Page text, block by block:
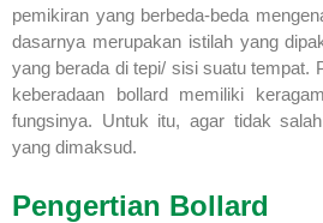
pemikiran yang berbeda-beda
dasarnya merupakan istilah yang
yang berada di tepi/ sisi suatu tempat.
keberadaan bollard memiliki
fungsinya. Untuk itu, agar tidak
yang dimaksud.
Pengertian Bollard